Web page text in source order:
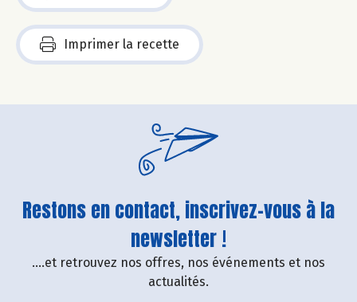
Imprimer la recette
Restons en contact, inscrivez-vous à la
newsletter !
....et retrouvez nos offres, nos événements et nos
actualités.